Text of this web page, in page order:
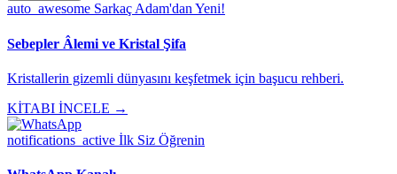
auto_awesome Sarkaç Adam'dan Yeni!
Sebepler Âlemi ve Kristal Şifa
Kristallerin gizemli dünyasını keşfetmek için başucu rehberi.
KİTABI İNCELE →
notifications_active İlk Siz Öğrenin